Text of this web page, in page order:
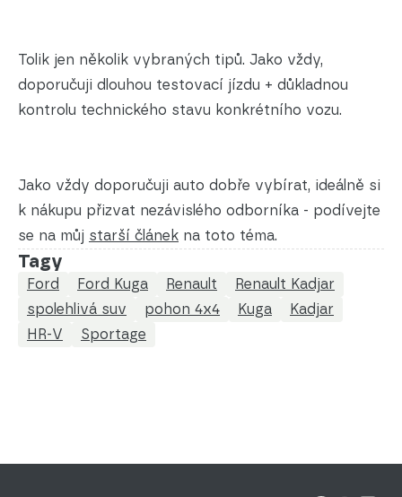
Tolik jen několik vybraných tipů. Jako vždy,
doporučuji dlouhou testovací jízdu + důkladnou
kontrolu technického stavu konkrétního vozu.
Jako vždy doporučuji auto dobře vybírat, ideálně si
k nákupu přizvat nezávislého odborníka - podívejte
se na můj starší článek na toto téma.
Tagy
Ford Ford Kuga Renault
Renault Kadjar
spolehlivá suv
pohon 4x4 Kuga
Kadjar
HR-V
Sportage